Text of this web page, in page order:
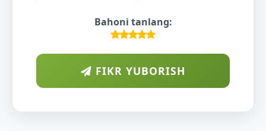
Bahoni tanlang:
FIKR YUBORISH